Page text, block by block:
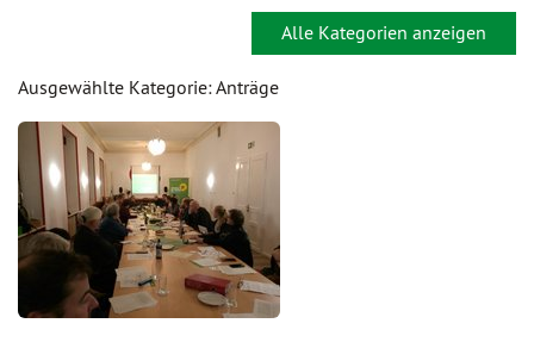
Alle Kategorien anzeigen
Ausgewählte Kategorie: Anträge